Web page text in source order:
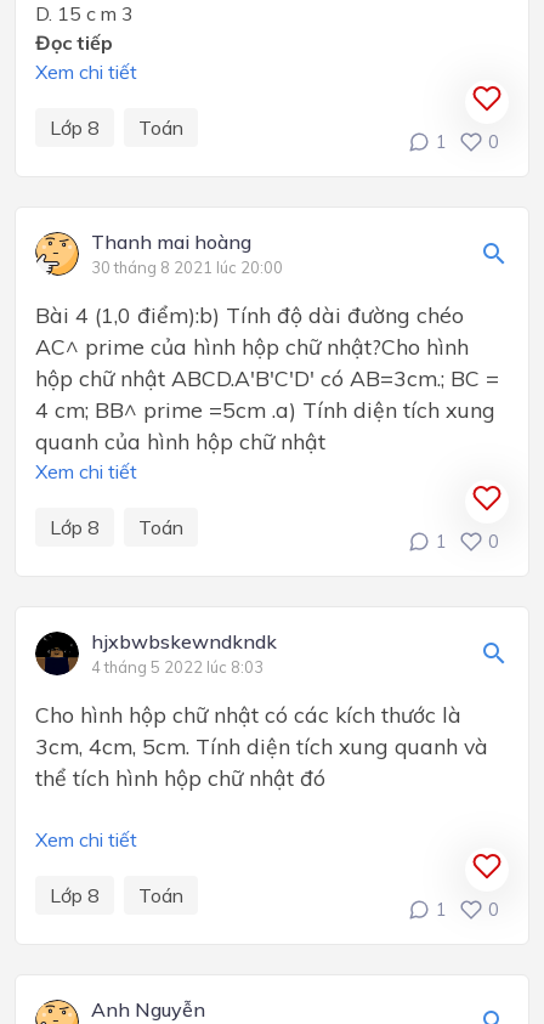
D. 15 c m 3
Đọc tiếp
Xem chi tiết
Lớp 8 Toán
1 0
Thanh mai hoàng
30 tháng 8 2021 lúc 20:00
Bài 4 (1,0 điểm):b) Tính độ dài đường chéo
AC^ prime của hình hộp chữ nhật?Cho hình
hộp chữ nhật ABCD.A'B'C'D' có AB=3cm.; BC =
4 cm; BB^ prime =5cm .a) Tính diện tích xung
quanh của hình hộp chữ nhật
Xem chi tiết
Lớp 8 Toán
1 0
hjxbwbskewndkndk
4 tháng 5 2022 lúc 8:03
Cho hình hộp chữ nhật có các kích thước là
3cm, 4cm, 5cm. Tính diện tích xung quanh và
thể tích hình hộp chữ nhật đó
Xem chi tiết
Lớp 8 Toán
1 0
Anh Nguyễn